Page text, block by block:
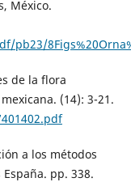
México.
pb23/
de la flora
(14): 3-21.
a los métodos
pp. 338.